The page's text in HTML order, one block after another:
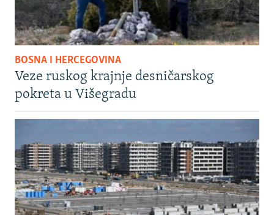
BOSNA I HERCEGOVINA
Veze ruskog krajnje desničarskog
pokreta u Višegradu